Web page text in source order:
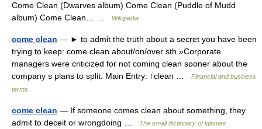
Come Clean (Dwarves album) Come Clean (Puddle of Mudd
album) Come Clean… …
Wikipedia
come clean — ► to admit the truth about a secret you have been
trying to keep: come clean about/on/over sth »Corporate
managers were criticized for not coming clean sooner about the
company s plans to split. Main Entry: ↑clean …
Financial and business
terms
come clean — If someone comes clean about something, they
admit to deceit or wrongdoing …
The small dictionary of idiomes